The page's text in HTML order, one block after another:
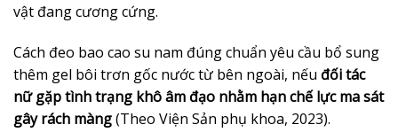
vật đang cương cứng.
Cách đeo bao cao su nam đúng chuẩn yêu cầu bổ sung
thêm gel bôi trơn gốc nước từ bên ngoài, nếu đối tác
nữ gặp tình trạng khô âm đạo nhằm hạn chế lực ma sát
gây rách màng(Theo Viện Sản phụ khoa, 2023).